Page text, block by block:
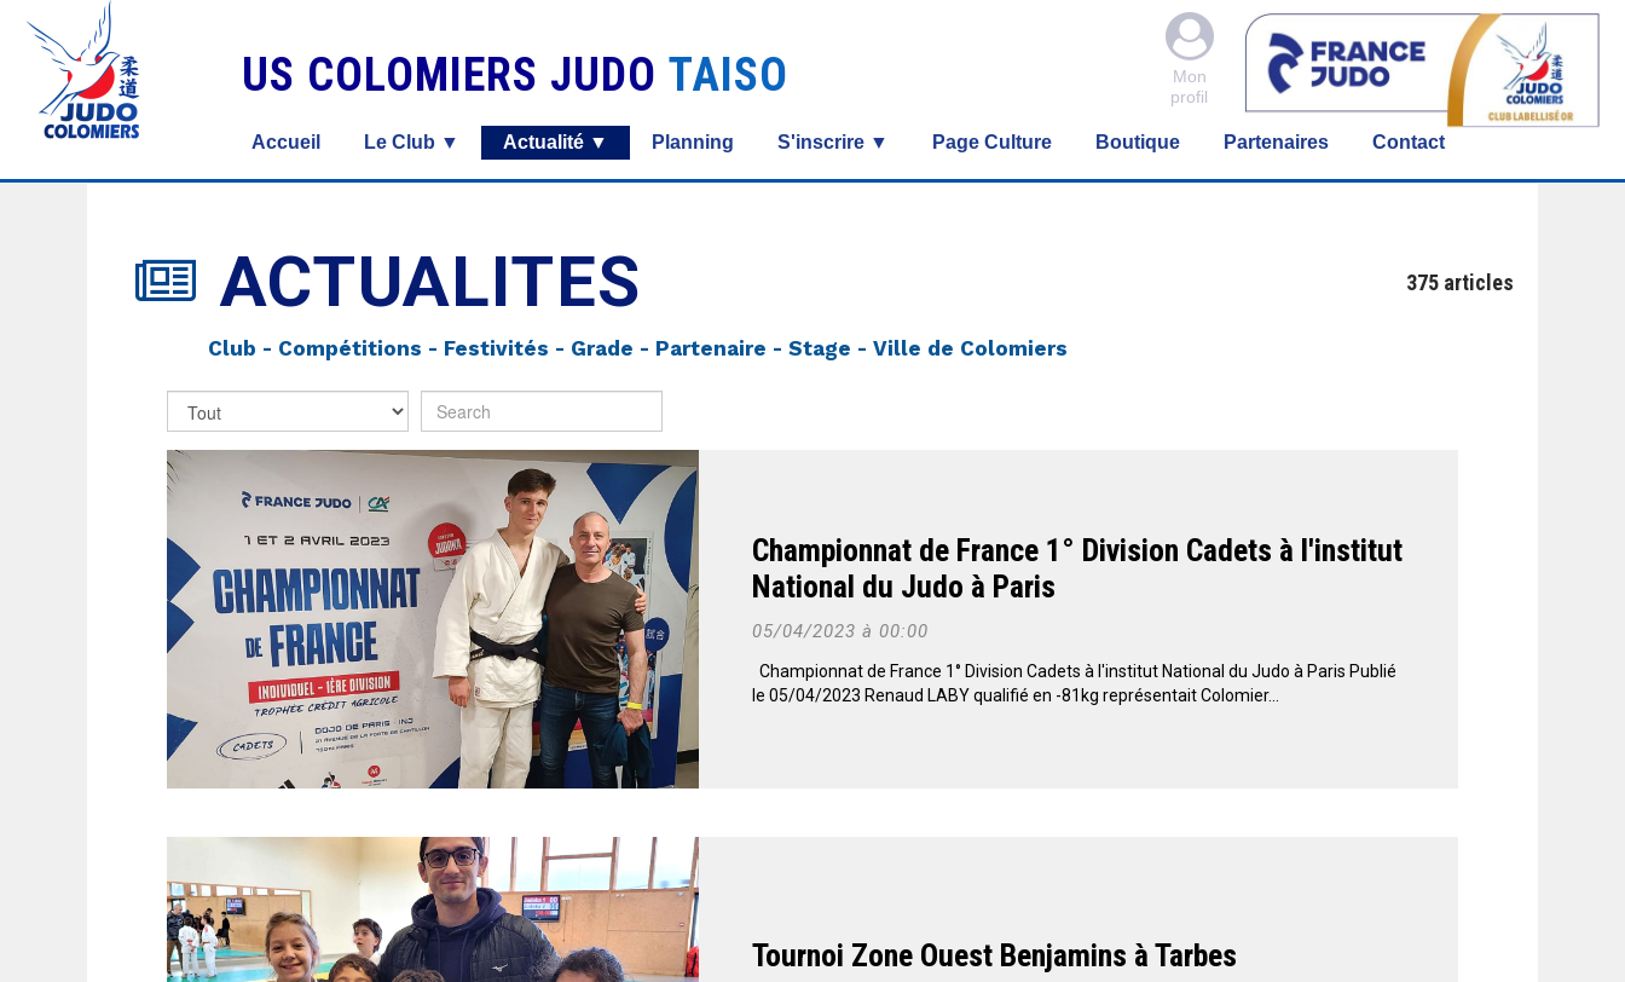
US COLOMIERS JUDO TAISO

Mon
profil
Accueil Le Club ▼ Actualité ▼ Planning S'inscrire ▼ Page Culture Boutique Partenaires Contact
 ACTUALITES 375 articles
Club - Compétitions - Festivités - Grade - Partenaire - Stage - Ville de Colomiers
Championnat de France 1° Division Cadets à l'institut
National du Judo à Paris
05/04/2023 à 00:00
Championnat de France 1° Division Cadets à l'institut National du Judo à Paris Publié
le 05/04/2023 Renaud LABY qualifié en -81kg représentait Colomier...
Tournoi Zone Ouest Benjamins à Tarbes